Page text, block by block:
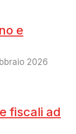
e
2026
fiscali ad